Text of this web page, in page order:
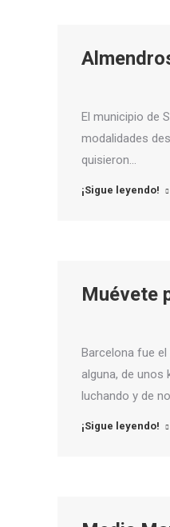
El municipio de
modalidades
quisieron…
¡Sigue leyendo!
Muévete
Barcelona fue
alguna, de unos
luchando y de
¡Sigue leyendo!